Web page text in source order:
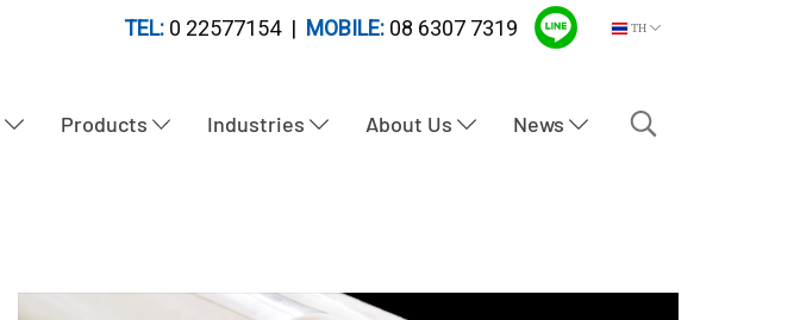
TEL:0 22577154 | MOBILE: 08 6307 7319 TH
Products Industries About Us News